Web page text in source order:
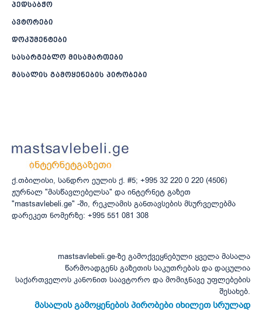
პედსაბჭო
ავტორები
დოკუმენტები
სასარგებლო მისამართები
მასალის გამოყენების პირობები
ქ.თბილისი, სანდრო ეულის ქ. #5; +995 32 220 0 220 (4506)
ჟურნალ "მასწავლებელსა" და ინტერნეტ გაზეთ
"mastsavlebeli.ge" -ში, რეკლამის განთავსების მსურველებმა
დარეკეთ ნომერზე: +995 551 081 308
mastsavlebeli.ge-ზე გამოქვეყნებული ყველა მასალა
წარმოადგენს გაზეთის საკუთრებას და დაცულია
საქართველოს კანონით საავტორო და მომიჯნავე უფლებების
შესახებ.
მასალის გამოყენების პირობები იხილეთ სრულად